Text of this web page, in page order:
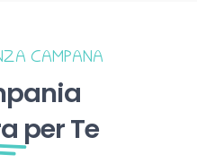
CAMPANA
per Te